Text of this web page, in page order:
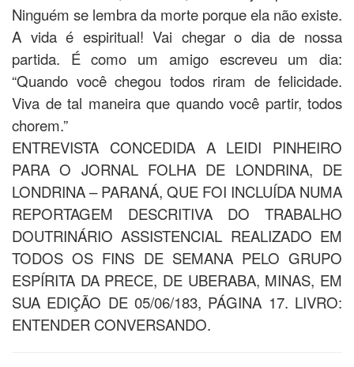
Ninguém se lembra da morte porque ela não existe.
A vida é espiritual! Vai chegar o dia de nossa
partida. É como um amigo escreveu um dia:
“Quando você chegou todos riram de felicidade.
Viva de tal maneira que quando você partir, todos
chorem.”
ENTREVISTA CONCEDIDA A LEIDI PINHEIRO
PARA O JORNAL FOLHA DE LONDRINA, DE
LONDRINA – PARANÁ, QUE FOI INCLUÍDA NUMA
REPORTAGEM DESCRITIVA DO TRABALHO
DOUTRINÁRIO ASSISTENCIAL REALIZADO EM
TODOS OS FINS DE SEMANA PELO GRUPO
ESPÍRITA DA PRECE, DE UBERABA, MINAS, EM
SUA EDIÇÃO DE 05/06/183, PÁGINA 17. LIVRO:
ENTENDER CONVERSANDO.